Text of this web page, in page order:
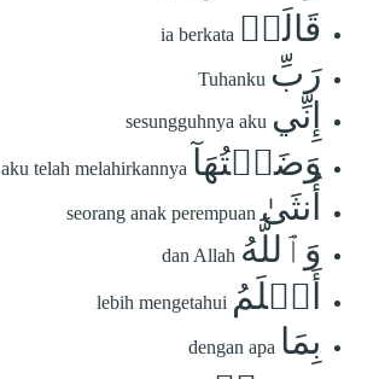
قَالَتۡ ia berkata
رَبِّ Tuhanku
إِنِّي sesungguhnya aku
وَضَعۡتُهَآ aku telah melahirkannya
أُنثَىٰ seorang anak perempuan
وَٱللَّهُ dan Allah
أَعۡلَمُ lebih mengetahui
بِمَا dengan apa